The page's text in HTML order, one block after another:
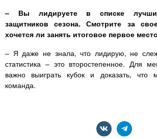
– Вы лидируете в списке
защитников сезона. Смотрите за
хочется ли занять итоговое первое
– Я даже не знала, что лидирую, не
статистика – это второстепенное. Для
важно выиграть кубок и доказать, что
команда.